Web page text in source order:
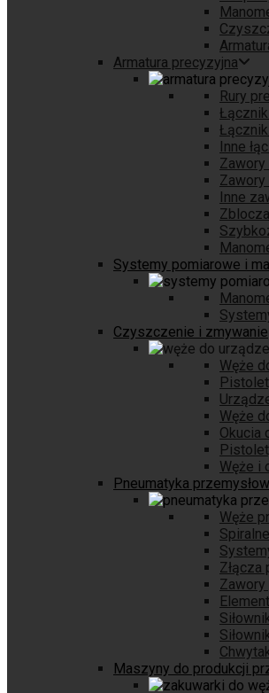
Armatura precyzyjna
Rury
Inne
Inne
Systemy pomiarowe i
Czyszczenie i zmywanie
Węże
Węże
Okucia
Węże i
Pneumatyka
Węże
Złącza
Zawory
Maszyny do produkcji